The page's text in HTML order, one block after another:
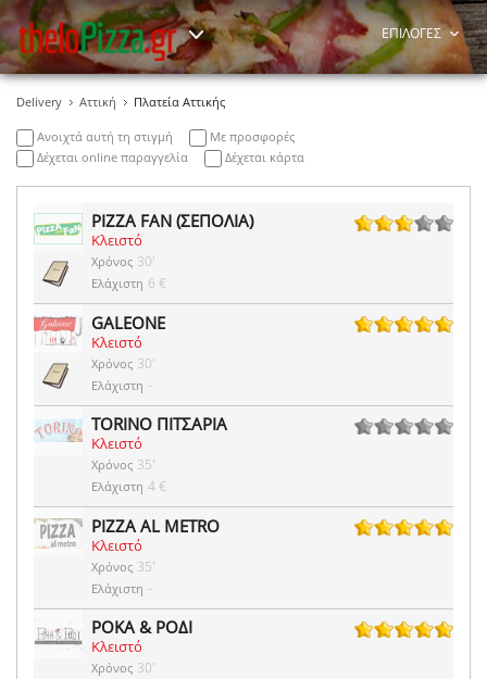
ΕΠΙΛΟΓΕΣ
Delivery Αττική Πλατεία Αττικής
Ανοιχτά αυτή τη στιγμή
Με προσφορές
Δέχεται online παραγγελία
Δέχεται κάρτα
PIZZA FAN (ΣΕΠΟΛΙΑ)
Κλειστό
Χρόνος 30'
Ελάχιστη 6 €
GALEONE
Κλειστό
Χρόνος 30'
Ελάχιστη -
TORINO ΠΙΤΣΑΡΙΑ
Κλειστό
Χρόνος 35'
Ελάχιστη 4 €
PIZZA AL METRO
Κλειστό
Χρόνος 35'
Ελάχιστη -
ΡΟΚΑ & ΡΟΔΙ
Κλειστό
Χρόνος 30'